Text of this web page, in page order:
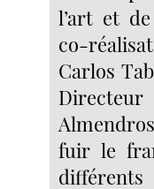
l’art et
co-
Carlos
fuir le